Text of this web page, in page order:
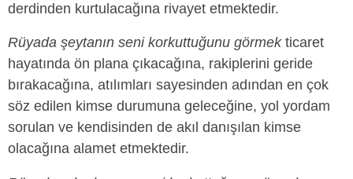
derdinden kurtulacağına rivayet etmektedir.
Rüyada şeytanın seni korkuttuğunu görmekticaret
hayatında ön plana çıkacağına, rakiplerini geride
bırakacağına, atılımları sayesinden adından en çok
söz edilen kimse durumuna geleceğine, yol yordam
sorulan ve kendisinden de akıl danışılan kimse
olacağına alamet etmektedir.